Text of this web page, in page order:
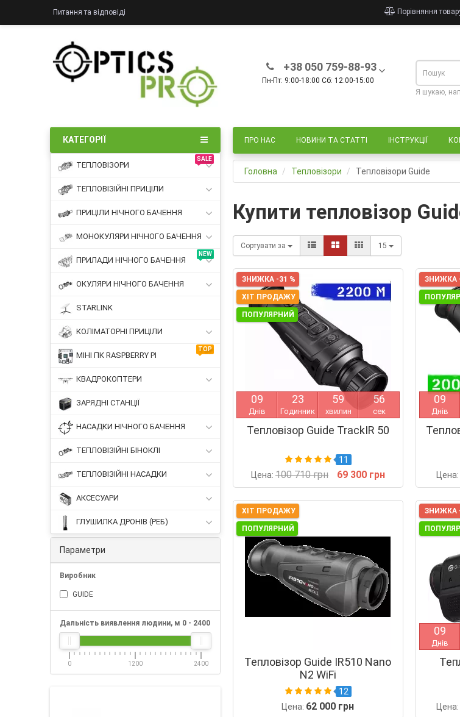
Питання та відповіді Порівняння
+38 050 759-88-93
Пн-Пт: 9:00-18:00 Сб: 12:00-15:00
Я шукаю,
ПРО НАС НОВИНИ ТА СТАТТІ ІНСТРУКЦІЇ
КАТЕГОРІЇ
SALE
ТЕПЛОВІЗОРИ
ТЕПЛОВІЗІЙНІ ПРИЦІЛИ
ПРИЦІЛИ НІЧНОГО БАЧЕННЯ
МОНОКУЛЯРИ НІЧНОГО БАЧЕННЯ
NEW
ПРИЛАДИ НІЧНОГО БАЧЕННЯ
ОКУЛЯРИ НІЧНОГО БАЧЕННЯ
STARLINK
КОЛІМАТОРНІ ПРИЦІЛИ
TOP
МІНІ ПК RASPBERRY PI
КВАДРОКОПТЕРИ
ЗАРЯДНІ СТАНЦІЇ
НАСАДКИ НІЧНОГО БАЧЕННЯ
ТЕПЛОВІЗІЙНІ БІНОКЛІ
ТЕПЛОВІЗІЙНІ НАСАДКИ
АКСЕСУАРИ
ГЛУШИЛКА ДРОНІВ (РЕБ)
Головна Тепловізори Тепловізори Guide
Параметри
Виробник
GUIDE
Дальність виявлення людини, м 0 - 2400
0 1200 2400
Купити тепловізор
Сортувати за 15
ЗНИЖКА -31 %
ХІТ ПРОДАЖУ
ПОПУЛЯРНИЙ
09
Днів
23
Годинник
59
хвилин
55
сек
Тепловізор Guide TrackIR 50
11
Цена: 100 710 грн 69 300 грн
ЗНИЖКА -
09
Днів
ХІТ ПРОДАЖУ
ПОПУЛЯРНИЙ
Тепловізор Guide IR510 Nano
N2 WiFi
12
Цена: 62 000 грн
ЗНИЖКА -
09
Днів